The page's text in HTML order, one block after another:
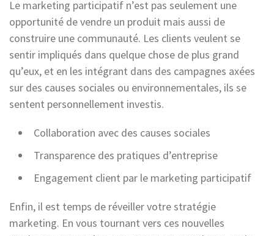
Le marketing participatif n’est pas seulement une
opportunité de vendre un produit mais aussi de
construire une communauté. Les clients veulent se
sentir impliqués dans quelque chose de plus grand
qu’eux, et en les intégrant dans des campagnes axées
sur des causes sociales ou environnementales, ils se
sentent personnellement investis.
Collaboration avec des causes sociales
Transparence des pratiques d’entreprise
Engagement client par le marketing participatif
Enfin, il est temps de réveiller votre stratégie
marketing. En vous tournant vers ces nouvelles